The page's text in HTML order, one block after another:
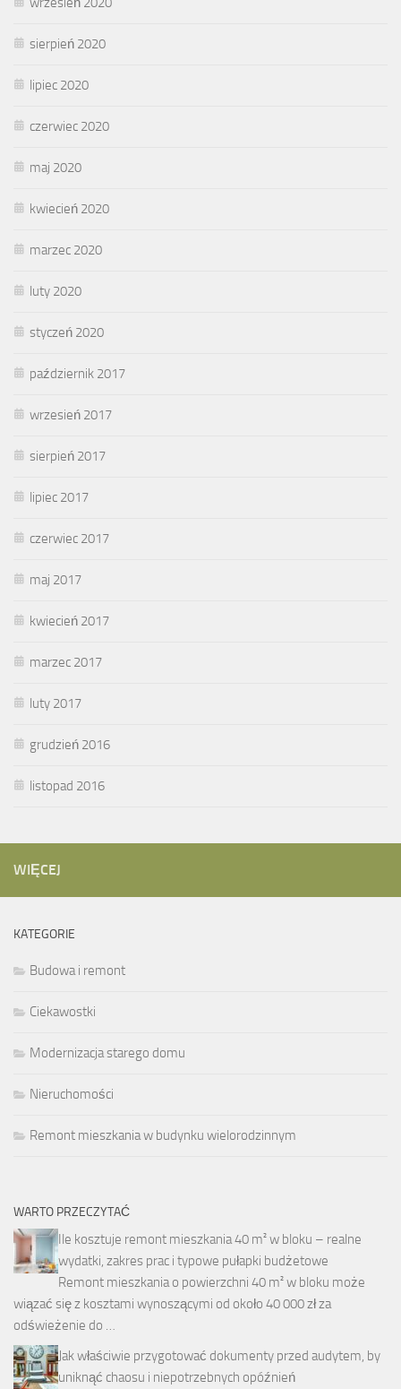
sierpień 2020
lipiec 2020
czerwiec 2020
maj 2020
kwiecień 2020
marzec 2020
luty 2020
styczeń 2020
październik 2017
wrzesień 2017
sierpień 2017
lipiec 2017
czerwiec 2017
maj 2017
kwiecień 2017
marzec 2017
luty 2017
grudzień 2016
listopad 2016
WIĘCEJ
KATEGORIE
Budowa i remont
Ciekawostki
Modernizacja starego domu
Nieruchomości
Remont mieszkania w budynku wielorodzinnym
WARTO PRZECZYTAĆ
Ile kosztuje remont mieszkania 40 m² w bloku – realne
wydatki, zakres prac i typowe pułapki budżetowe
Remont mieszkania o powierzchni 40 m² w bloku może
wiązać się z kosztami wynoszącymi od około 40 000 zł za
odświeżenie do …
Jak właściwie przygotować dokumenty przed audytem, by
uniknąć chaosu i niepotrzebnych opóźnień